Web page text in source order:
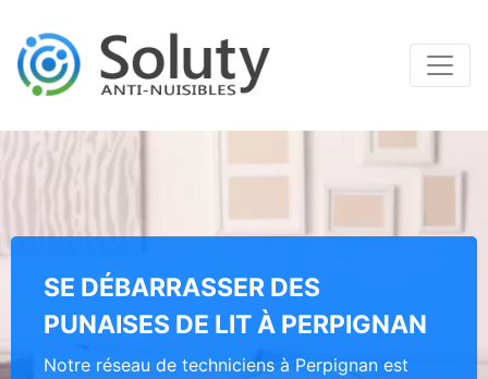
SE DÉBARRASSER DES
PUNAISES DE LIT À PERPIGNAN
Notre réseau de techniciens à Perpignan est